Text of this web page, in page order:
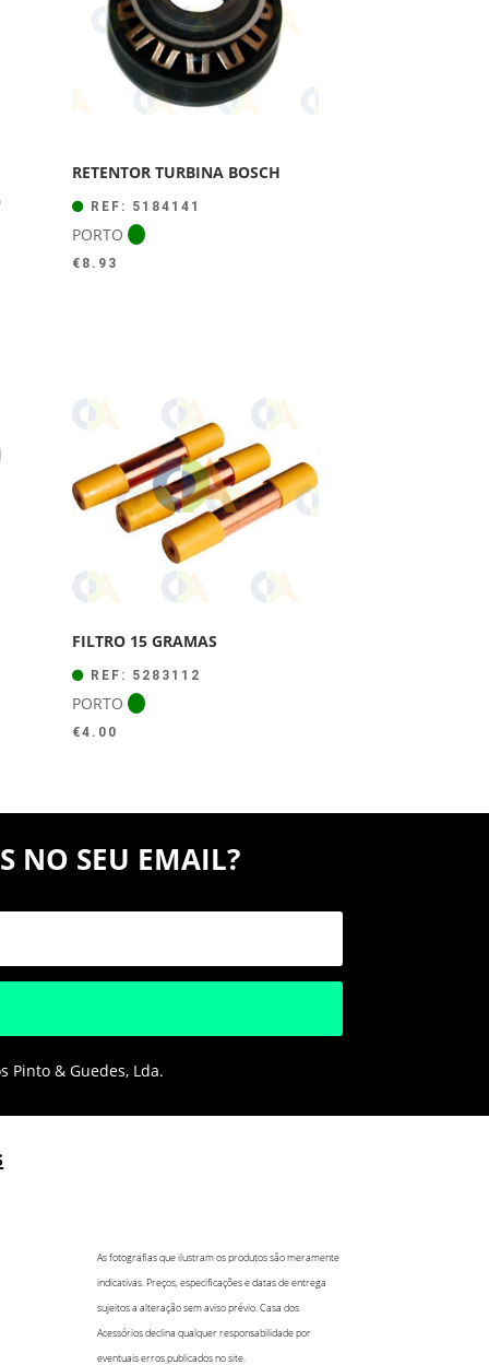
RETENTOR TURBINA BOSCH
REF: 5184141
PORTO
€ 8.93
FILTRO 15 GRAMAS
REF: 5283112
PORTO
€4.00
NO SEU EMAIL?
Pinto & Guedes, Lda.
As fotografias que ilustram os produtos são meramente
indicativas. Preços, especificações e datas de entrega
sujeitos a alteração sem aviso prévio. Casa dos
Acessórios declina qualquer responsabilidade por
eventuais erros publicados no site.